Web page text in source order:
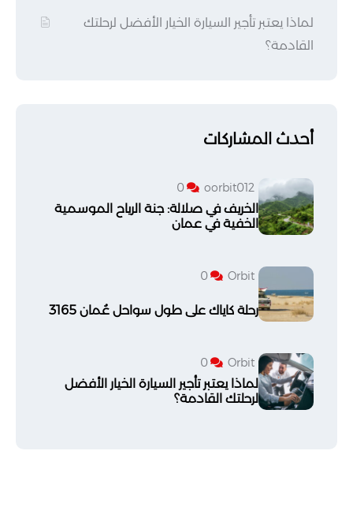
لماذا يعتبر تأجير السيارة الخيار الأفضل لرحلتك
القادمة؟
أحدث المشاركات
oorbit012
0
الخريف في صلالة: جنة الرياح الموسمية
الخفية في عمان
Orbit
0
رحلة كاياك على طول سواحل عُمان 3165
Orbit
0
لماذا يعتبر تأجير السيارة الخيار الأفضل
لرحلتك القادمة؟